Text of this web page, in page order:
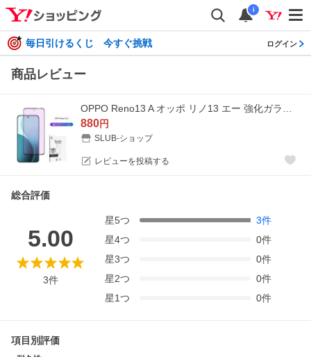
i
毎日引けるくじ 今すぐ挑戦 ログイン
商品レビュー
880円
SLUB-ショップ
レビューを投稿する
総合評価
5.00
3件
星5つ 3件
星4つ 0件
星3つ 0件
星2つ 0件
星1つ 0件
項目別評価